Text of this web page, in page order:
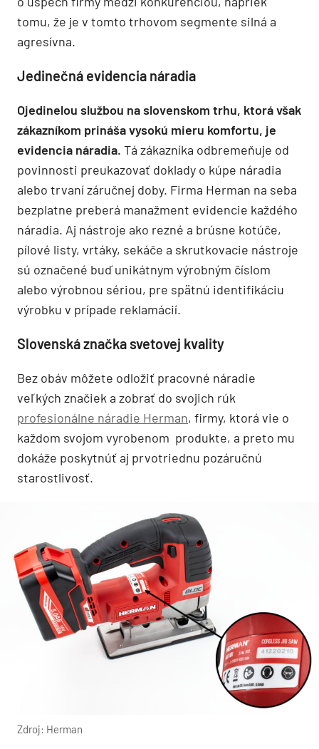
tomu, že je v tomto trhovom segmente silná a
agresívna.
Jedinečná evidencia náradia
Ojedinelou službou na slovenskom trhu, ktorá však
zákazníkom prináša vysokú mieru komfortu, je
evidencia náradia. Tá zákazníka odbremeňuje od
povinnosti preukazovať doklady o kúpe náradia
alebo trvaní záručnej doby. Firma Herman na seba
bezplatne preberá manažment evidencie každého
náradia. Aj nástroje ako rezné a brúsne kotúče,
pílové listy, vrtáky, sekáče a skrutkovacie nástroje
sú označené buď unikátnym výrobným číslom
alebo výrobnou sériou, pre spätnú identifikáciu
výrobku v prípade reklamácií.
Slovenská značka svetovej kvality
Bez obáv môžete odložiť pracovné náradie
veľkých značiek a zobrať do svojich rúk
profesionálne náradie Herman, firmy, ktorá vie o
každom svojom vyrobenom produkte, a preto mu
dokáže poskytnúť aj prvotriednu pozáručnú
starostlivosť.
Zdroj: Herman